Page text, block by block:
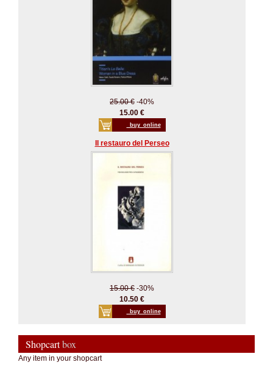
25.00 € -40%
15.00 €
_buy_online
Il restauro del Perseo
15.00 € -30%
10.50 €
_buy_online
Shopcartbox
Any item in your shopcart